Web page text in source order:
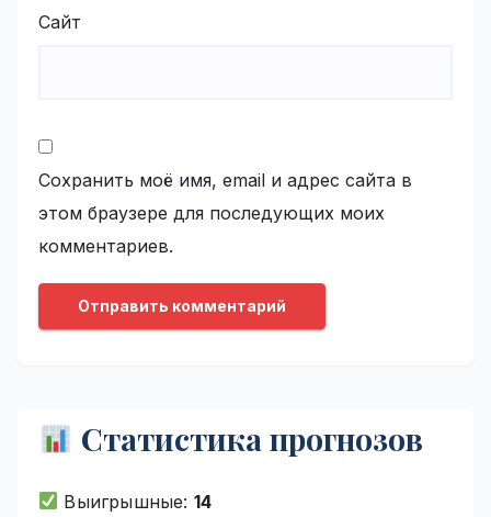
Сайт
Сохранить моё имя, email и адрес сайта в
этом браузере для последующих моих
комментариев.
Статистика прогнозов
Выигрышные: 14